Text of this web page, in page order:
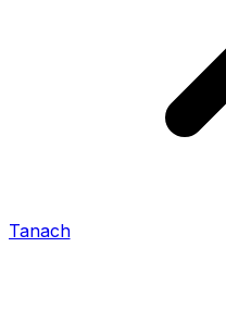
Tanach